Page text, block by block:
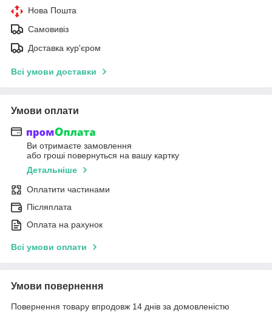
Нова Пошта
Самовивіз
Доставка кур'єром
Всі умови доставки
Умови оплати
Ви отримаєте замовлення
або гроші повернуться на вашу картку
Детальніше
Оплатити частинами
Післяплата
Оплата на рахунок
Всі умови оплати
Умови повернення
Повернення товару впродовж 14 днів за домовленістю